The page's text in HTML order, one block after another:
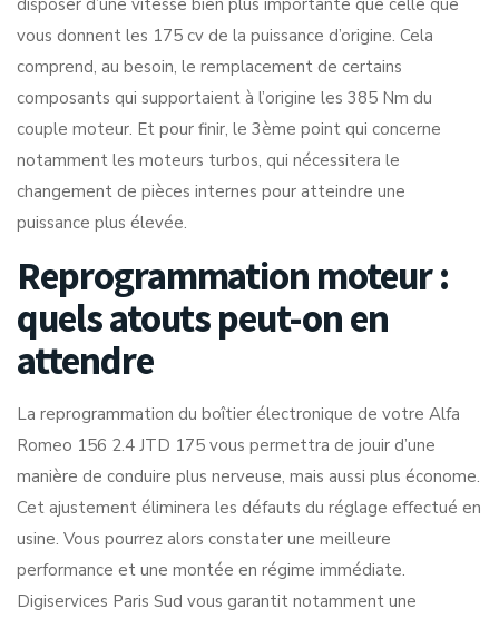
disposer d’une vitesse bien plus importante que celle que
vous donnent les 175 cv de la puissance d’origine. Cela
comprend, au besoin, le remplacement de certains
composants qui supportaient à l’origine les 385 Nm du
couple moteur. Et pour finir, le 3ème point qui concerne
notamment les moteurs turbos, qui nécessitera le
changement de pièces internes pour atteindre une
puissance plus élevée.
Reprogrammation moteur :
quels atouts peut-on en
attendre
La reprogrammation du boîtier électronique de votre Alfa
Romeo 156 2.4 JTD 175 vous permettra de jouir d’une
manière de conduire plus nerveuse, mais aussi plus économe.
Cet ajustement éliminera les défauts du réglage effectué en
usine. Vous pourrez alors constater une meilleure
performance et une montée en régime immédiate.
Digiservices Paris Sud vous garantit notamment une